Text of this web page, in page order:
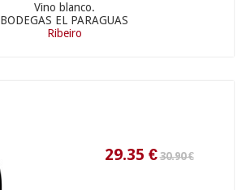
Vino blanco.
BODEGAS EL PARAGUAS
Ribeiro
72.11€